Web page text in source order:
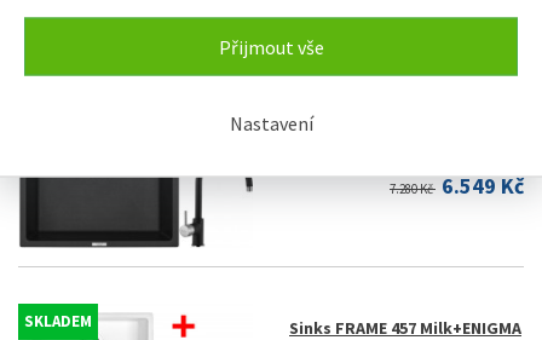
Přijmout vše
NastaveníSinks FRAME 457
7.280 Kč 6.549 Kč
SKLADEM
Sinks FRAME 457 Milk+ENIGMA